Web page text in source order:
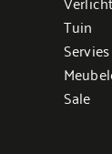
Tuin
Servies
Sale